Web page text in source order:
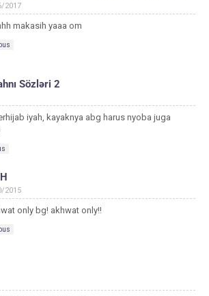
2017
makasih yaaa om
Sözləri 2
iyah, kayaknya abg harus nyoba juga
2015
only bg! akhwat only!!